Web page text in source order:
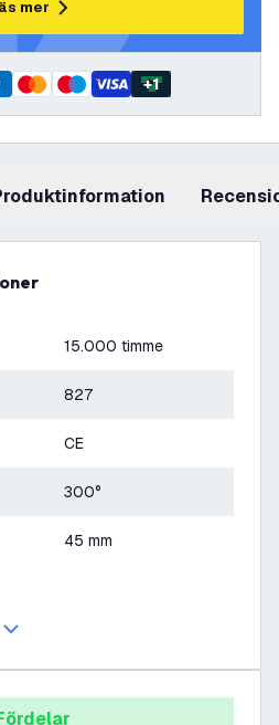
mer
+1
produktinformation
15.000 timme
827
CE
300°
45 mm